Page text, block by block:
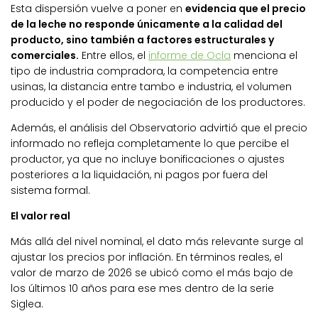
Esta dispersión vuelve a poner en evidencia que el precio
de la leche no responde únicamente a la calidad del
producto, sino también a factores estructurales y
comerciales. Entre ellos, el informe de Ocla menciona el
tipo de industria compradora, la competencia entre
usinas, la distancia entre tambo e industria, el volumen
producido y el poder de negociación de los productores.
Además, el análisis del Observatorio advirtió que el precio
informado no refleja completamente lo que percibe el
productor, ya que no incluye bonificaciones o ajustes
posteriores a la liquidación, ni pagos por fuera del
sistema formal.
El valor real
Más allá del nivel nominal, el dato más relevante surge al
ajustar los precios por inflación. En términos reales, el
valor de marzo de 2026 se ubicó como el más bajo de
los últimos 10 años para ese mes dentro de la serie
Siglea.